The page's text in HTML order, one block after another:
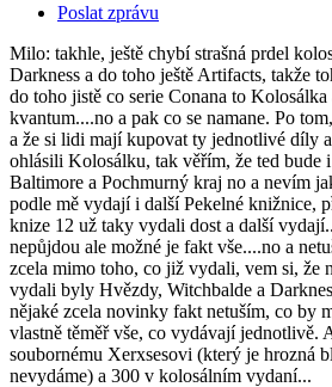
Poslat zprávu
Milo: takhle, ještě chybí strašná prdel
Darkness a do toho ještě Artifacts, takže
do toho jistě co serie Conana to Kolosálka
kvantum....no a pak co se namane. Po
a že si lidi mají kupovat ty jednotlivé díly
ohlásili Kolosálku, tak věřím, že ted bude
Baltimore a Pochmurný kraj no a nevím
podle mě vydají i další Pekelné knižnice,
knize 12 už taky vydali dost a další
nepůjdou ale možné je fakt vše....no a
zcela mimo toho, co již vydali, vem si, že
vydali byly Hvězdy, Witchbalde a
nějaké zcela novinky fakt netuším, co by
vlastně těměř vše, co vydávají jednotlivě.
soubornému Xerxsesovi (který je hrozná
nevydáme) a 300 v kolosálním vydaní...